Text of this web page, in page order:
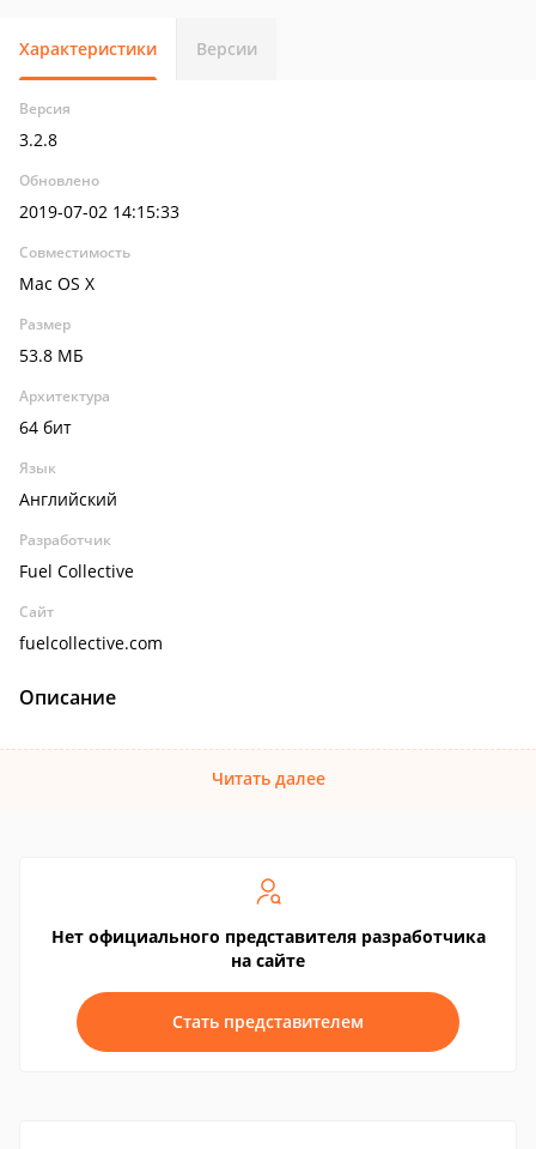
Характеристики Версии
Версия
3.2.8
Обновлено
2019-07-02 14:15:33
Совместимость
Mac OS X
Размер
53.8 МБ
Архитектура
64 бит
Язык
Английский
Разработчик
Fuel Collective
Сайт
fuelcollective.com
Описание
Читать далее
Нет официального представителя разработчика
на сайте
Стать представителем